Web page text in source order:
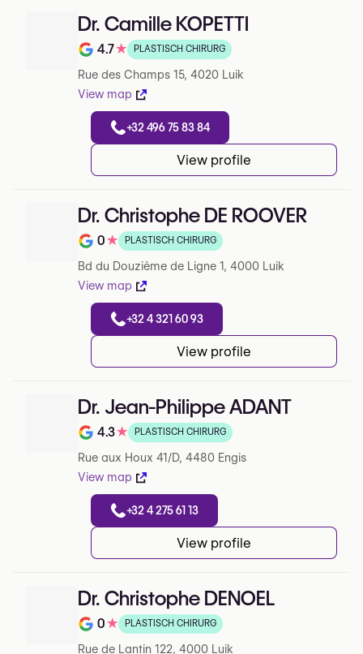
Dr. Camille KOPETTI
Note de 4.7 sur 5 sur Google
4.7★ PLASTISCH CHIRURG
Rue des Champs 15, 4020 Luik
View map
+32 496 75 83 84
View profile
Dr. Christophe DE ROOVER
Note de 0 sur 5 sur Google
0★ PLASTISCH CHIRURG
Bd du Douzième de Ligne 1, 4000 Luik
View map
+32 4 321 60 93
View profile
Dr. Jean-Philippe ADANT
Note de 4.3 sur 5 sur Google
4.3★ PLASTISCH CHIRURG
Rue aux Houx 41/D, 4480 Engis
View map
+32 4 275 61 13
View profile
Dr. Christophe DENOEL
Note de 0 sur 5 sur Google
0★ PLASTISCH CHIRURG
Rue de Lantin 122, 4000 Luik